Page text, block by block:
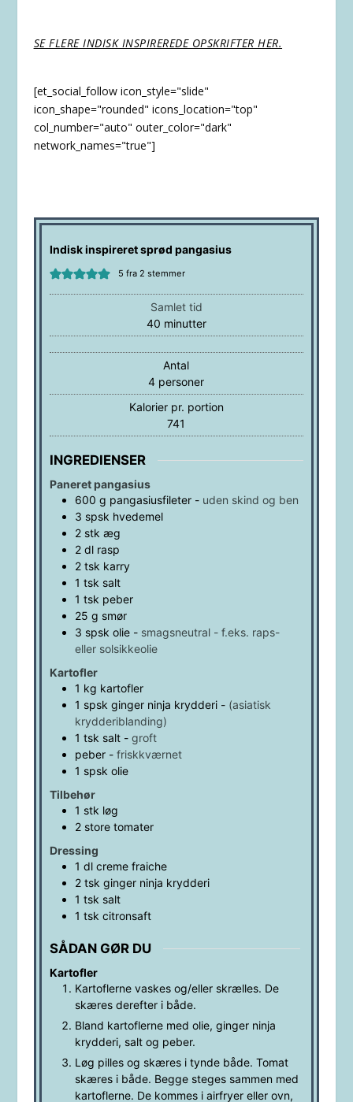
SE FLERE INDISK INSPIREREDE OPSKRIFTER HER.
[et_social_follow icon_style="slide"
icon_shape="rounded" icons_location="top"
col_number="auto" outer_color="dark"
network_names="true"]
Indisk inspireret sprød pangasius
5 fra 2 stemmer
Samlet tid
40minutter
minutter
Antal
4 personer
Kalorier pr. portion
741
INGREDIENSER
Paneret pangasius
600 g pangasiusfileter- uden skind og ben
3 spsk hvedemel
2 stk æg
2 dl rasp
2 tsk karry
1 tsk salt
1 tsk peber
25 g smør
3 spsk olie- smagsneutral - f.eks. raps-
eller solsikkeolie
Kartofler
1 kg kartofler
1 spsk ginger ninja krydderi- (asiatisk
krydderiblanding)
1 tsk salt- groft
peber- friskkværnet
1 spsk olie
Tilbehør
1 stk løg
2 store tomater
Dressing
1 dl creme fraiche
2 tsk ginger ninja krydderi
1 tsk salt
1 tsk citronsaft
SÅDAN GØR DU
Kartofler
Kartoflerne vaskes og/eller skrælles. De
skæres derefter i både.
Bland kartoflerne med olie, ginger ninja
krydderi, salt og peber.
Løg pilles og skæres i tynde både. Tomat
skæres i både. Begge steges sammen med
kartoflerne. De kommes i airfryer eller ovn,